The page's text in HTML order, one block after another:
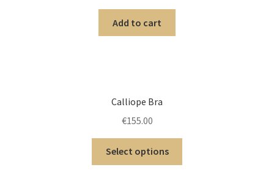
Add to cart
Calliope Bra
€155.00
Select options